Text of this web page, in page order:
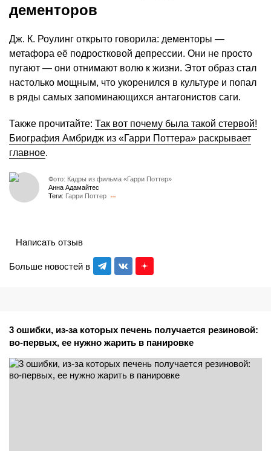
дементоров
Дж. К. Роулинг открыто говорила: дементоры —
метафора её подростковой депрессии. Они не просто
пугают — они отнимают волю к жизни. Этот образ стал
настолько мощным, что укоренился в культуре и попал
в ряды самых запоминающихся антагонистов саги.
Также прочитайте: Так вот почему была такой стервой!
Биография Амбридж из «Гарри Поттера» раскрывает
главное.
Фото: Кадры из фильма «Гарри Поттер»
Анна Адамайтес
Теги: Гарри Поттер
Больше новостей в
Написать отзыв
3 ошибки, из-за которых печень получается резиновой:
во-первых, ее нужно жарить в панировке